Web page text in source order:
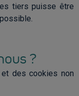
tiers puisse être
?
des cookies non